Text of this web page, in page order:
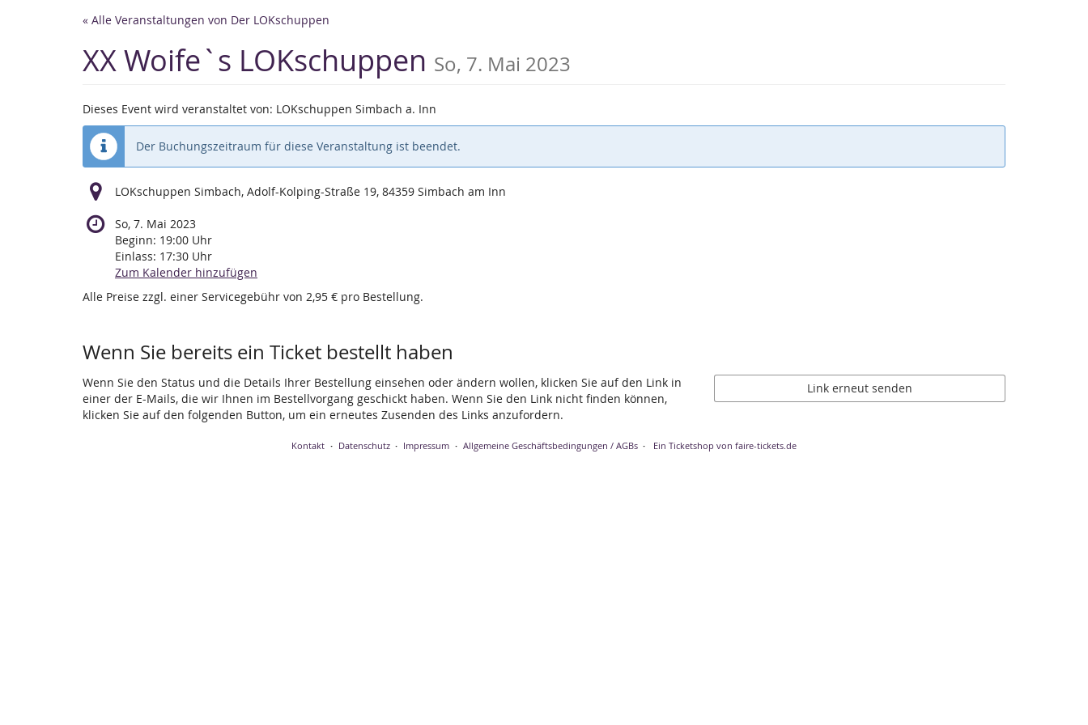
« Alle Veranstaltungen von Der LOKschuppen
XX Woife`s LOKschuppen So, 7. Mai 2023
Dieses Event wird veranstaltet von: LOKschuppen Simbach a. Inn
Der Buchungszeitraum für diese Veranstaltung ist beendet.
LOKschuppen Simbach, Adolf-Kolping-Straße 19, 84359 Simbach am Inn
So, 7. Mai 2023
Beginn: 19:00 Uhr
Einlass: 17:30 Uhr
Zum Kalender hinzufügen
Alle Preise zzgl. einer Servicegebühr von 2,95 € pro Bestellung.
Wenn Sie bereits ein Ticket bestellt haben
Wenn Sie den Status und die Details Ihrer Bestellung einsehen oder ändern wollen, klicken Sie auf den Link in
einer der E-Mails, die wir Ihnen im Bestellvorgang geschickt haben. Wenn Sie den Link nicht finden können,
klicken Sie auf den folgenden Button, um ein erneutes Zusenden des Links anzufordern.
Link erneut senden
Kontakt Datenschutz Impressum Allgemeine Geschäftsbedingungen / AGBs Ein Ticketshop von faire-tickets.de